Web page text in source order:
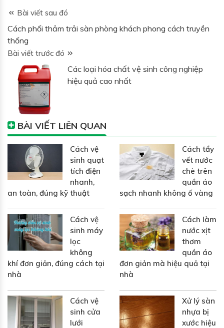
Bài viết sau đó
Cách phối thảm trải sàn phòng khách phong cách truyền
thống
Bài viết trước đó
Các loại hóa chất vệ sinh công nghiệp
hiệu quả cao nhất
BÀI VIẾT LIÊN QUAN
Cách vệ
sinh quạt
tích điện
nhanh,
an toàn, đúng kỹ thuật
Cách tẩy
vết nước
chè trên
quần áo
sạch nhanh không ố vàng
Cách vệ
sinh máy
lọc
không
khí đơn giản, đúng cách tại
nhà
Cách làm
nước xịt
thơm
quần áo
đơn giản mà hiệu quả tại
nhà
Cách vệ
sinh cửa
lưới
Xử lý sàn
nhựa bị
xước hiệu